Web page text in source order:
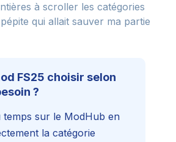
à scroller les catégories
qui allait sauver ma partie
FS25 choisir selon
?
temps sur le ModHub en
la catégorie